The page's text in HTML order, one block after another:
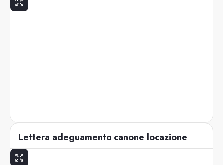
Lettera adeguamento canone locazione